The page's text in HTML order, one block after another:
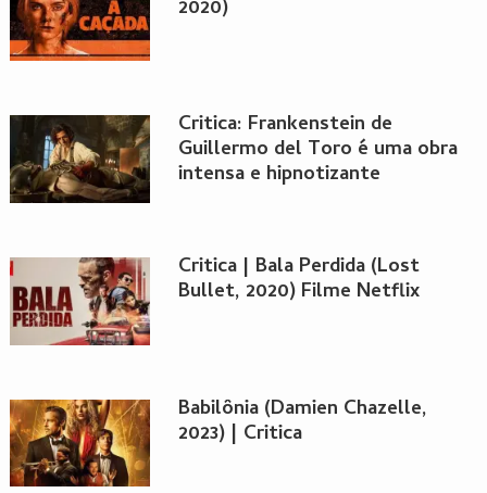
2020)
Critica: Frankenstein de
Guillermo del Toro é uma obra
intensa e hipnotizante
Critica | Bala Perdida (Lost
Bullet, 2020) Filme Netflix
Babilônia (Damien Chazelle,
2023) | Critica